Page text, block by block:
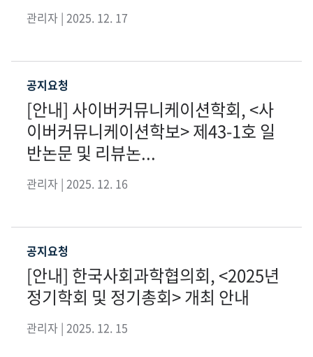
관리자 | 2025. 12. 17
공지요청
[안내] 사이버커뮤니케이션학회, <사
이버커뮤니케이션학보> 제43-1호 일
반논문 및 리뷰논...
관리자 | 2025. 12. 16
공지요청
[안내] 한국사회과학협의회, <2025년
정기학회 및 정기총회> 개최 안내
관리자 | 2025. 12. 15